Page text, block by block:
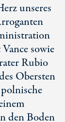
unseres
sowie
Rubio
Obersten
den Boden